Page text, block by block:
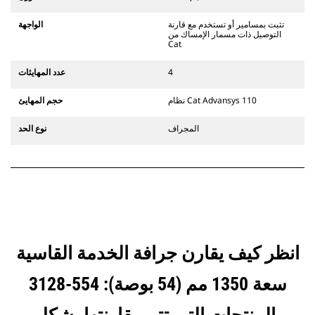
الثابتة. تتميز قارنات التوصيل المخصصة
الواجهة
تثبت بمسامير أو تستخدم مع قارنة
التوصيل ذات مسمار الإمساك من
Cat
عدد المهايئات 4
حجم المهايئ نظام Cat Advansys 110
نوع الحد المجراف
انظر كيف يقارن جرافة الخدمة القاسية
سعة 1350 مم (54 بوصة): 554-3128